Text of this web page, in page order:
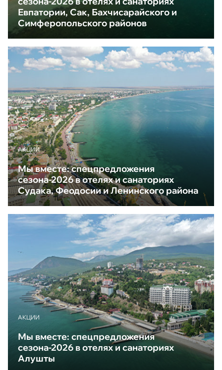
Евпатории, Сак, Бахчисарайского и
Симферопольского районов
АКЦИИ
Мы вместе: спецпредложения
сезона-2026 в отелях и санаториях
Судака, Феодосии и Ленинского района
АКЦИИ
Мы вместе: спецпредложения
сезона-2026 в отелях и санаториях
Алушты